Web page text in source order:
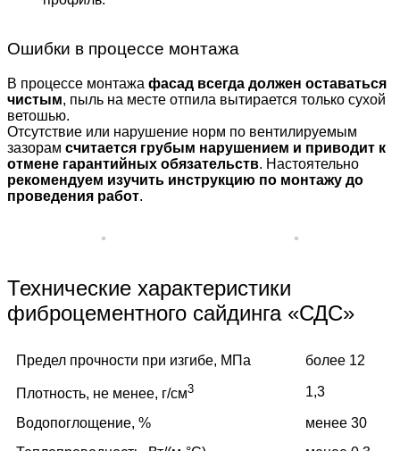
Ошибки в процессе монтажа
В процессе монтажа фасад всегда должен оставаться
чистым, пыль на месте отпила вытирается только сухой
ветошью.
Отсутствие или нарушение норм по вентилируемым
зазорам считается грубым нарушением и приводит к
отмене гарантийных обязательств. Настоятельно
рекомендуем изучить инструкцию по монтажу до
проведения работ.
Технические характеристики
фиброцементного сайдинга «СДС»
Предел прочности при изгибе, МПа более 12
Плотность, не менее, г/см3 1,3
Водопоглощение, %
менее 30